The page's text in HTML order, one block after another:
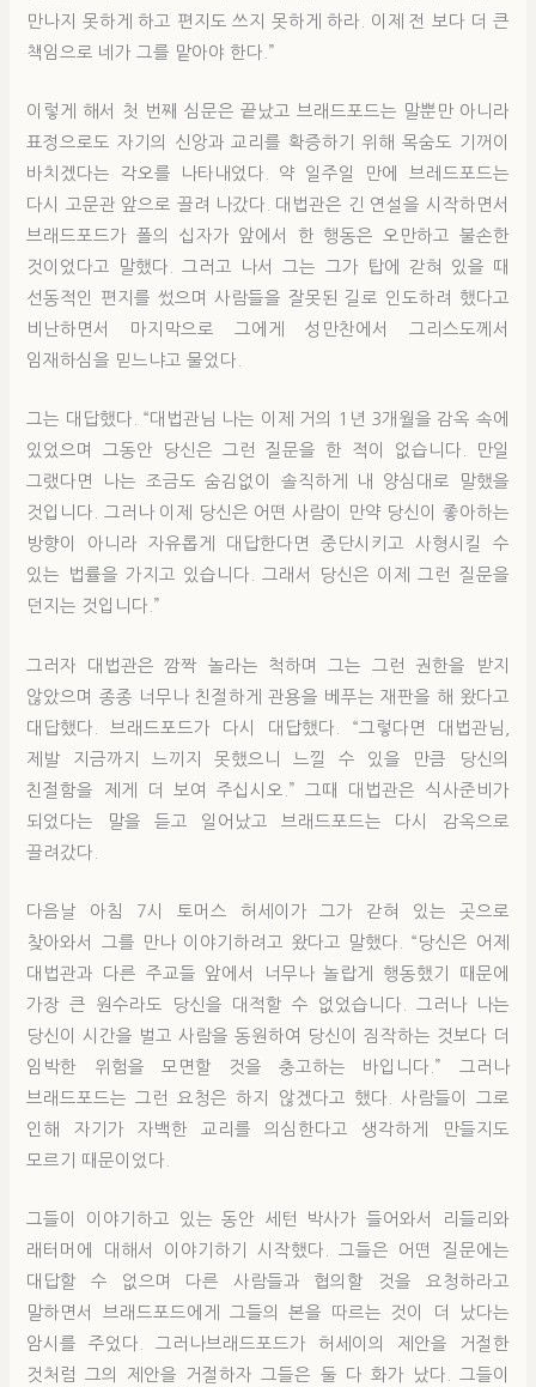
만나지 못하게 하고 편지도 쓰지 못하게 하라. 이제 전 보다 더 큰
책임으로 네가 그를 맡아야 한다.”
이렇게 해서 첫 번째 심문은 끝났고 브래드포드는 말뿐만 아니라
표정으로도 자기의 신앙과 교리를 확증하기 위해 목숨도 기꺼이
바치겠다는 각오를 나타내었다. 약 일주일 만에 브레드포드는
다시 고문관 앞으로 끌려 나갔다. 대법관은 긴 연설을 시작하면서
브래드포드가 폴의 십자가 앞에서 한 행동은 오만하고 불손한
것이었다고 말했다. 그러고 나서 그는 그가 탑에 갇혀 있을 때
선동적인 편지를 썼으며 사람들을 잘못된 길로 인도하려 했다고
비난하면서 마지막으로 그에게 성만찬에서 그리스도께서
임재하심을 믿느냐고 물었다.
그는 대답했다. “대법관님 나는 이제 거의 1년 3개월을 감옥 속에
있었으며 그동안 당신은 그런 질문을 한 적이 없습니다. 만일
그랬다면 나는 조금도 숨김없이 솔직하게 내 양심대로 말했을
것입니다. 그러나 이제 당신은 어떤 사람이 만약 당신이 좋아하는
방향이 아니라 자유롭게 대답한다면 중단시키고 사형시킬 수
있는 법률을 가지고 있습니다. 그래서 당신은 이제 그런 질문을
던지는 것입니다.”
그러자 대법관은 깜짝 놀라는 척하며 그는 그런 권한을 받지
않았으며 종종 너무나 친절하게 관용을 베푸는 재판을 해 왔다고
대답했다. 브래드포드가 다시 대답했다. “그렇다면 대법관님,
제발 지금까지 느끼지 못했으니 느낄 수 있을 만큼 당신의
친절함을 제게 더 보여 주십시오.” 그때 대법관은 식사준비가
되었다는 말을 듣고 일어났고 브래드포드는 다시 감옥으로
끌려갔다.
다음날 아침 7시 토머스 허세이가 그가 갇혀 있는 곳으로
찾아와서 그를 만나 이야기하려고 왔다고 말했다. “당신은 어제
대법관과 다른 주교들 앞에서 너무나 놀랍게 행동했기 때문에
가장 큰 원수라도 당신을 대적할 수 없었습니다. 그러나 나는
당신이 시간을 벌고 사람을 동원하여 당신이 짐작하는 것보다 더
임박한 위험을 모면할 것을 충고하는 바입니다.” 그러나
브래드포드는 그런 요청은 하지 않겠다고 했다. 사람들이 그로
인해 자기가 자백한 교리를 의심한다고 생각하게 만들지도
모르기 때문이었다.
그들이 이야기하고 있는 동안 세턴 박사가 들어와서 리들리와
래터머에 대해서 이야기하기 시작했다. 그들은 어떤 질문에는
대답할 수 없으며 다른 사람들과 협의할 것을 요청하라고
말하면서 브래드포드에게 그들의 본을 따르는 것이 더 났다는
암시를 주었다. 그러나브래드포드가 허세이의 제안을 거절한
것처럼 그의 제안을 거절하자 그들은 둘 다 화가 났다. 그들이